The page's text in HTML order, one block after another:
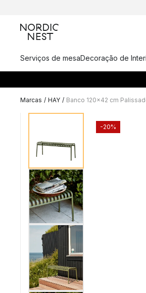
Serviços de mesaDecoração de
Marcas / HAY / Banco 120x42 cm
-20%